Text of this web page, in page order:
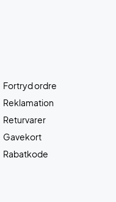
Fortryd ordre
Reklamation
Returvarer
Gavekort
Rabatkode